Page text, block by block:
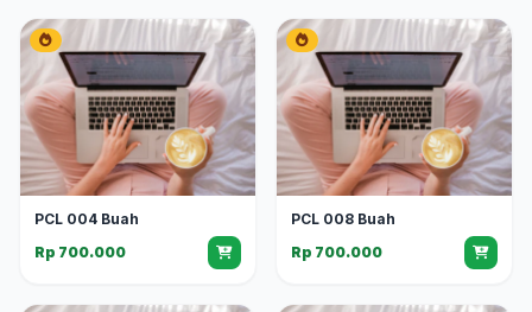
PCL 004 Buah
Rp 700.000
PCL 008 Buah
Rp 700.000